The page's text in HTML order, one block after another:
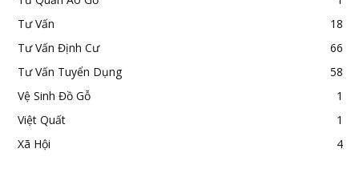
Tư Vấn
18
Tư Vấn Định Cư
66
Tư Vấn Tuyển Dụng
58
Vệ Sinh Đồ Gỗ
1
Việt Quất
1
Xã Hội
4